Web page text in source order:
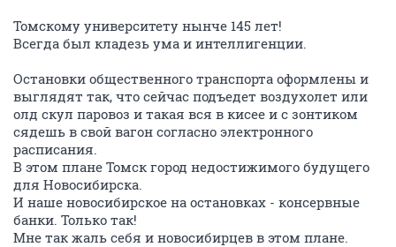
Томскому университету нынче 145 лет!
Всегда был кладезь ума и интеллигенции.
Остановки общественного транспорта оформлены и
выглядят так, что сейчас подъедет воздухолет или
олд скул паровоз и такая вся в кисее и с зонтиком
сядешь в свой вагон согласно электронного
расписания.
В этом плане Томск город недостижимого будущего
для Новосибирска.
И наше новосибирское на остановках - консервные
банки. Только так!
Мне так жаль себя и новосибирцев в этом плане.